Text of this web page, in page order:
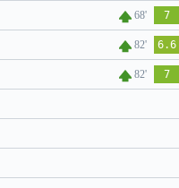
68' 7
82' 6.6
82' 7